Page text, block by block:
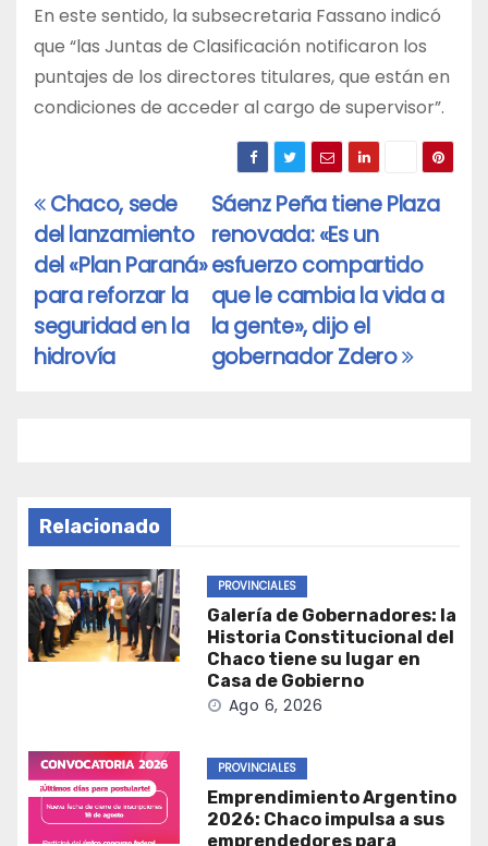
En este sentido, la subsecretaria Fassano indicó
que “las Juntas de Clasificación notificaron los
puntajes de los directores titulares, que están en
condiciones de acceder al cargo de supervisor”.
Navegación
de
entradas
Sáenz Peña tiene Plaza
renovada: «Es un
esfuerzo compartido
que le cambia la vida a
la gente», dijo el
gobernador Zdero
Chaco, sede
del lanzamiento
del «Plan Paraná»
para reforzar la
seguridad en la
hidrovía
Relacionado
PROVINCIALES
Galería de Gobernadores: la
Historia Constitucional del
Chaco tiene su lugar en
Casa de Gobierno
Ago 6, 2026
PROVINCIALES
Emprendimiento Argentino
2026: Chaco impulsa a sus
emprendedores para